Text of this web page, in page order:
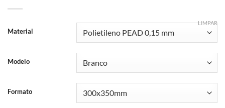
Material
Modelo
Formato
LIMPAR